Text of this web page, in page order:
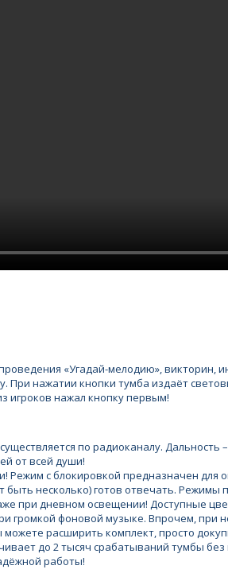
«Угадай-мелодию», викторин,
нажатии кнопки тумба издаёт
игроков нажал кнопку первым!
по радиоканалу. Дальность
от всей души!
Режим с блокировкой предназначен
быть несколько) готов отвечать.
при дневном освещении! Доступные
громкой фоновой музыке. Впрочем, при
можете расширить комплект, просто
до 2 тысяч срабатываний тумбы без
работы!